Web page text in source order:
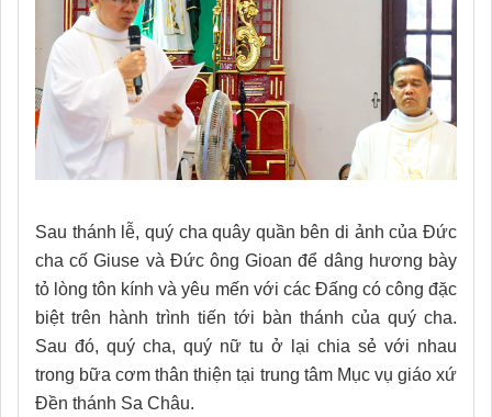
Sau thánh lễ, quý cha quây quần bên di ảnh của Đức
cha cố Giuse và Đức ông Gioan để dâng hương bày
tỏ lòng tôn kính và yêu mến với các Đấng có công đặc
biệt trên hành trình tiến tới bàn thánh của quý cha.
Sau đó, quý cha, quý nữ tu ở lại chia sẻ với nhau
trong bữa cơm thân thiện tại trung tâm Mục vụ giáo xứ
Đền thánh Sa Châu.